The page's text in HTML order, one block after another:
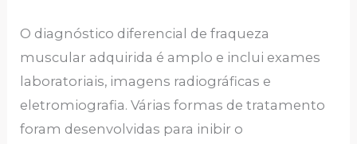
O diagnóstico diferencial de fraqueza
muscular adquirida é amplo e inclui exames
laboratoriais, imagens radiográficas e
eletromiografia. Várias formas de tratamento
foram desenvolvidas para inibir o